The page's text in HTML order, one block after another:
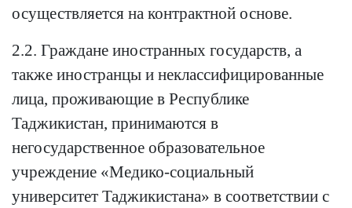
осуществляется на контрактной основе.
2.2. Граждане иностранных государств, а
также иностранцы и неклассифицированные
лица, проживающие в Республике
Таджикистан, принимаются в
негосударственное образовательное
учреждение «Медико-социальный
университет Таджикистана» в соответствии с